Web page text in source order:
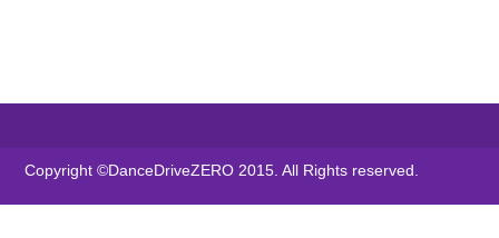
Copyright ©DanceDriveZERO 2015. All Rights reserved.